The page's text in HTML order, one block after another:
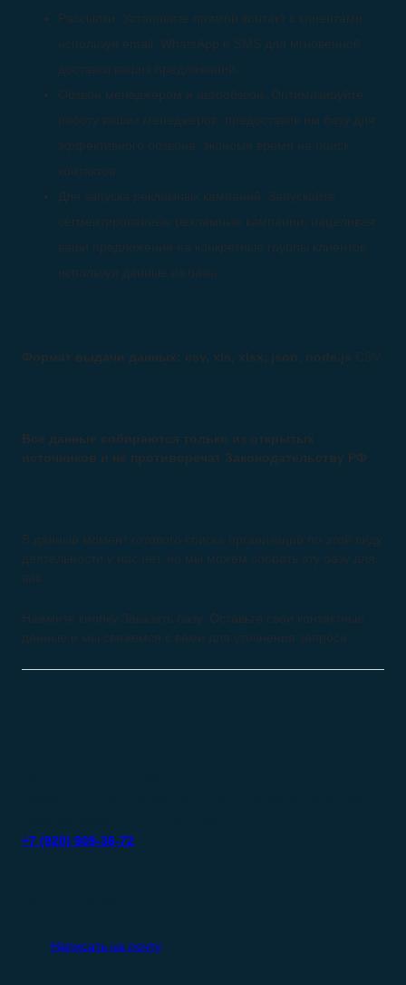
Рассылки. Установите прямой контакт с клиентами,
используя email, WhatsApp и SMS для мгновенной
доставки ваших предложений.
Обзвон менеджером и автообзвон. Оптимизируйте
работу ваших менеджеров, предоставив им базу для
эффективного обзвона, экономя время на поиск
контактов.
Для запуска рекламных кампаний. Запускайте
сегментированные рекламные кампании, нацеливая
ваши предложения на конкретные группы клиентов,
используя данные из базы.
Формат выдачи данных: csv, xls, xlsx, json, node.js CSV
Все данные собираются только из открытых
источников и не противоречат Законодательству РФ
В данный момент готового списка организаций по этой виду
деятельности у нас нет, но мы можем собрать эту базу для
вас.
Нажмите кнопку Заказать базу. Оставьте свои контактные
данные и мы свяжемся с вами для уточнения запроса
+7 (920) 909-36-72
Написать на почту